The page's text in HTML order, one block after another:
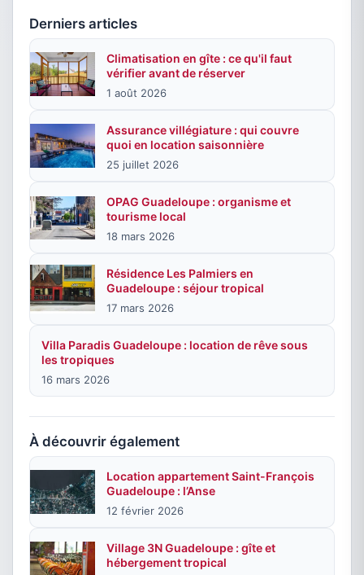
Derniers articles
Climatisation en gîte : ce qu'il faut
vérifier avant de réserver
1 août 2026
Assurance villégiature : qui couvre
quoi en location saisonnière
25 juillet 2026
OPAG Guadeloupe : organisme et
tourisme local
18 mars 2026
Résidence Les Palmiers en
Guadeloupe : séjour tropical
17 mars 2026
Villa Paradis Guadeloupe : location de rêve sous
les tropiques
16 mars 2026
À découvrir également
Location appartement Saint-François
Guadeloupe : l’Anse
12 février 2026
Village 3N Guadeloupe : gîte et
hébergement tropical